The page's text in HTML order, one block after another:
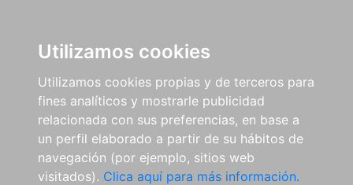
Utilizamos cookies
Utilizamos cookies propias y de terceros para
fines analíticos y mostrarle publicidad
relacionada con sus preferencias, en base a
un perfil elaborado a partir de su hábitos de
navegación (por ejemplo, sitios web
visitados). Clica aquí para más información.